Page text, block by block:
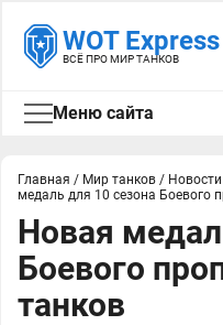
WOT Express
ВСЁ ПРО МИР ТАНКОВ
Меню сайта
Главная / Мир танков / Новости
медаль для 10 сезона Боевого
Новая
Боевого
танков